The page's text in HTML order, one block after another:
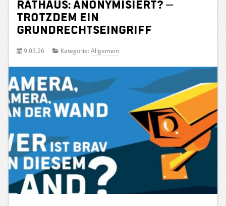
Rathaus: Anonymisiert? –
Trotzdem ein
Grundrechtseingriff
9.03.26 Kategorie: Allgemein